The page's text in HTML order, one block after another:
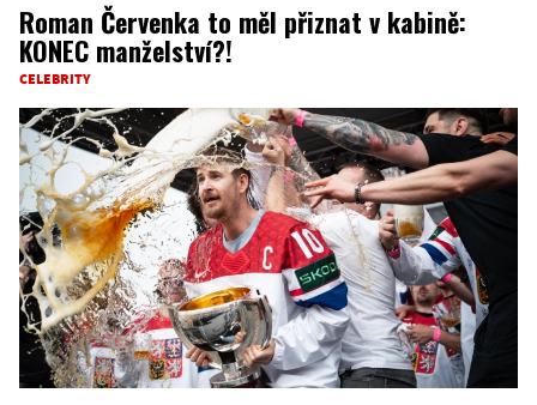
Roman Červenka to měl přiznat v kabině:
KONEC manželství?!
CELEBRITY